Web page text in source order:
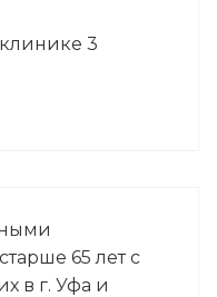
3
65 лет с
в г. Уфа и